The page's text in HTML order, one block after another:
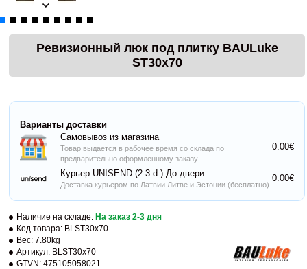
Ревизионный люк под плитку BAULuke
ST30x70
Наличие на складе: На заказ 2-3 дня
Код товара: BLST30x70
Вес: 7.80kg
Артикул: BLST30x70
GTVN: 475105058021
Варианты доставки
Самовывоз из магазина
Товар выдается в рабочее время со склада по
предварительно оформленному заказу
0.00€
Курьер UNISEND (2-3 d.) До двери
Доставка курьером по Латвии Литве и Эстонии (бесплатно)
0.00€